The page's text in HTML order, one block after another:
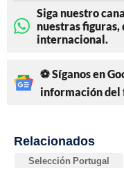
Siga nuestro
nuestras
internacional.
⚽ Síganos en
información del
Relacionados
Selección Portugal